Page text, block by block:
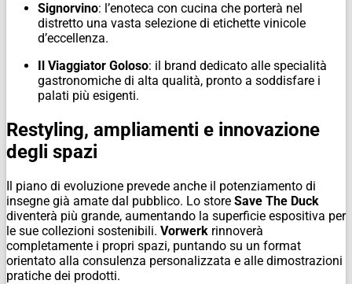
Signorvino: l’enoteca con cucina che porterà nel
distretto una vasta selezione di etichette vinicole
d’eccellenza.
Il Viaggiator Goloso: il brand dedicato alle specialità
gastronomiche di alta qualità, pronto a soddisfare i
palati più esigenti.
Restyling, ampliamenti e innovazione
degli spazi
Il piano di evoluzione prevede anche il potenziamento di
insegne già amate dal pubblico. Lo store Save The Duck
diventerà più grande, aumentando la superficie espositiva per
le sue collezioni sostenibili. Vorwerk rinnoverà
completamente i propri spazi, puntando su un format
orientato alla consulenza personalizzata e alle dimostrazioni
pratiche dei prodotti.